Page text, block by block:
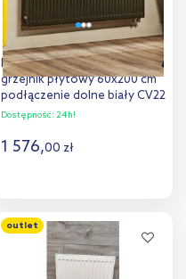
Purmo Ventil Compact
grzejnik płytowy 60x200 cm
podłączenie dolne biały CV22
600x2000
Dostępność: 24h!
1 576,00 zł
Dodaj do
porównania
outlet